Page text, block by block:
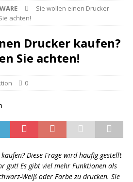
Sie wollen einen Drucker
achten!
Drucker kaufen?
Sie achten!
0
Diese Frage wird häufig gestellt
gut! Es gibt viel mehr Funktionen als
Weiß oder Farbe zu drucken. Sie